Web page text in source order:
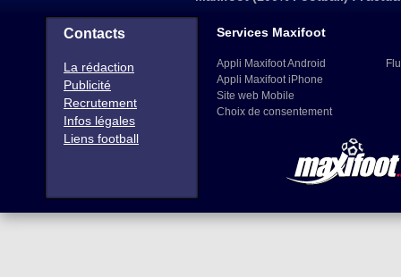
Contacts
La rédaction
Publicité
Recrutement
Infos légales
Liens football
Services Maxifoot
Appli Maxifoot Android
Appli Maxifoot iPhone
Site web Mobile
Choix de consentement